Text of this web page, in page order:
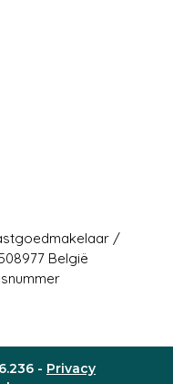
/
België
- Privacy